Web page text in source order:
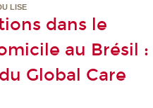
LISE
dans le
au Brésil :
Global Care